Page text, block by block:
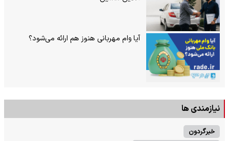
آیا وام مهربانی هنوز هم ارائه می‌شود؟
نیازمندی ها
خبرگردون